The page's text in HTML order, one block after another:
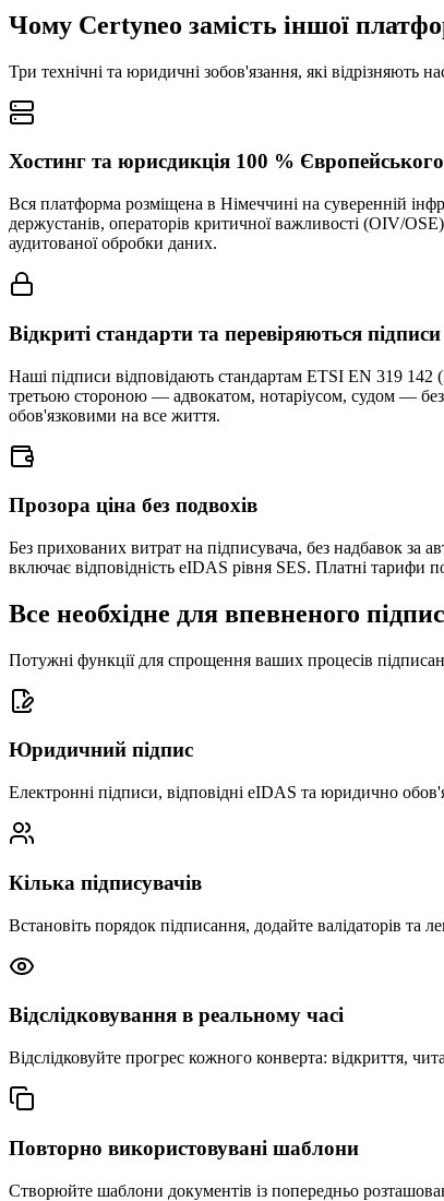
Чому Certyneo замість іншої
Три технічні та юридичні зобов'язання, які відрізняють
Хостинг та юрисдикція 100 %
Вся платформа розміщена в Німеччині на суверенній
держустанів, операторів критичної важливості (OIV/
аудитованої обробки даних.
Відкриті стандарти та перевіряються підписи
Наші підписи відповідають стандартам ETSI EN 319
третьою стороною — адвокатом, нотаріусом, судом —
обов'язковими на все життя.
Прозора ціна без подвохів
Без прихованих витрат на підписувача, без надбавок за
включає відповідність eIDAS рівня SES. Платні тарифи
Все необхідне для впевненого
Потужні функції для спрощення ваших процесів
Юридичний підпис
Електронні підписи, відповідні eIDAS та юридично
Кілька підписувачів
Встановіть порядок підписання, додайте валідаторів
Відслідковування в реальному часі
Відслідковуйте прогрес кожного конверта: відкриття,
Повторно використовувані шаблони
Створюйте шаблони документів із попередньо